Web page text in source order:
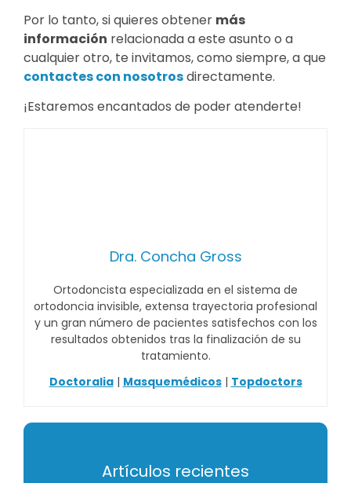
Por lo tanto, si quieres obtener más
información relacionada a este asunto o a
cualquier otro, te invitamos, como siempre, a que
contactes con nosotrosdirectamente.
¡Estaremos encantados de poder atenderte!
Dra. Concha Gross
Ortodoncista especializada en el sistema de
ortodoncia invisible, extensa trayectoria profesional
y un gran número de pacientes satisfechos con los
resultados obtenidos tras la finalización de su
tratamiento.
Doctoralia| Masquemédicos| Topdoctors
Artículos recientes